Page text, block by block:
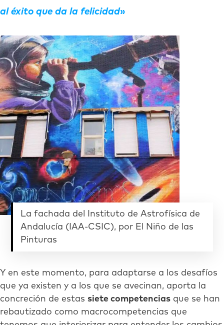
al éxito que da la felicidad
La fachada del Instituto de Astrofísica de
Andalucía (IAA-CSIC), por El Niño de las
Pinturas
Y en este momento, para adaptarse a los desafíos
que ya existen y a los que se avecinan, aporta la
concreción de estas siete competencias que se han
rebautizado como macrocompetencias que